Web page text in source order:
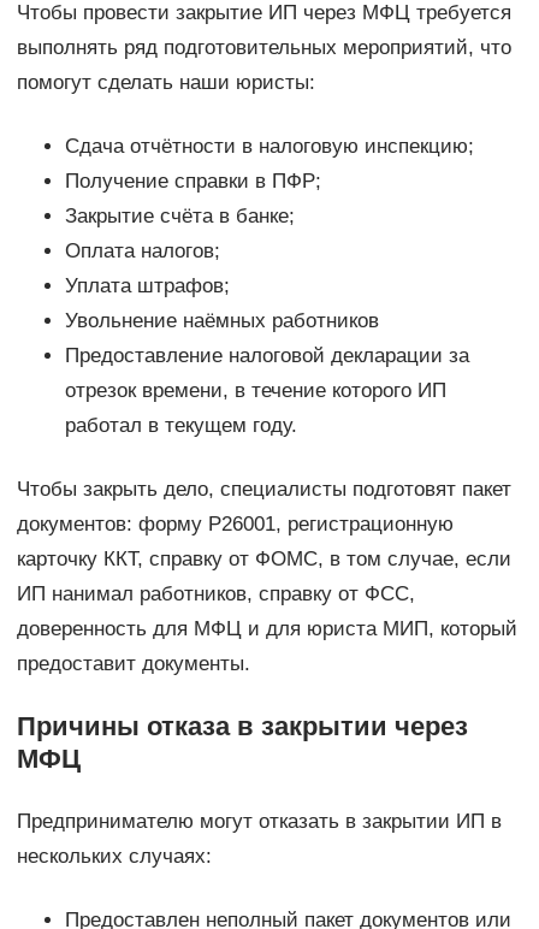
Чтобы провести закрытие ИП через МФЦ требуется
выполнять ряд подготовительных мероприятий, что
помогут сделать наши юристы:
Сдача отчётности в налоговую инспекцию;
Получение справки в ПФР;
Закрытие счёта в банке;
Оплата налогов;
Уплата штрафов;
Увольнение наёмных работников
Предоставление налоговой декларации за
отрезок времени, в течение которого ИП
работал в текущем году.
Чтобы закрыть дело, специалисты подготовят пакет
документов: форму Р26001, регистрационную
карточку ККТ, справку от ФОМС, в том случае, если
ИП нанимал работников, справку от ФСС,
доверенность для МФЦ и для юриста МИП, который
предоставит документы.
Причины отказа в закрытии через
МФЦ
Предпринимателю могут отказать в закрытии ИП в
нескольких случаях:
Предоставлен неполный пакет документов или